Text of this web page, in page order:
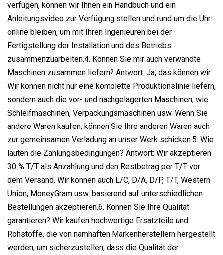
verfügen, können wir Ihnen ein Handbuch und ein
Anleitungsvideo zur Verfügung stellen und rund um die Uhr
online bleiben, um mit Ihren Ingenieuren bei der
Fertigstellung der Installation und des Betriebs
zusammenzuarbeiten.4. Können Sie mir auch verwandte
Maschinen zusammen liefern? Antwort: Ja, das können wir.
Wir können nicht nur eine komplette Produktionslinie liefern,
sondern auch die vor- und nachgelagerten Maschinen, wie
Schleifmaschinen, Verpackungsmaschinen usw. Wenn Sie
andere Waren kaufen, können Sie Ihre anderen Waren auch
zur gemeinsamen Verladung an unser Werk schicken.5. Wie
lauten die Zahlungsbedingungen? Antwort: Wir akzeptieren
30 % T/T als Anzahlung und den Restbetrag per T/T vor
dem Versand. Wir können auch L/C, D/A, D/P, T/T, Western
Union, MoneyGram usw. basierend auf unterschiedlichen
Bestellungen akzeptieren.6. Können Sie Ihre Qualität
garantieren? Wir kaufen hochwertige Ersatzteile und
Rohstoffe, die von namhaften Markenherstellern hergestellt
werden, um sicherzustellen, dass die Qualität der